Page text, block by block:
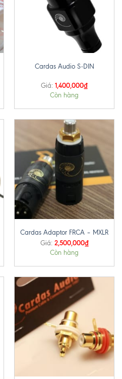
Cardas Audio S-DIN
Giá: 1,400,000₫
Còn hàng
Cardas Adaptor FRCA – MXLR
Giá: 2,500,000₫
Còn hàng